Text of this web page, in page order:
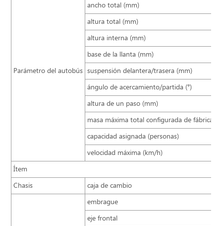
Parámetro del autobús
ancho total (mm)
altura total (mm)
altura interna (mm)
base de la llanta (mm)
suspensión delantera/trasera (mm)
ángulo de acercamiento/partida (°)
altura de un paso (mm)
masa máxima total configurada de fábrica
capacidad asignada (personas)
velocidad máxima (km/h)
Ítem
Chasis
caja de cambio
embrague
eje frontal